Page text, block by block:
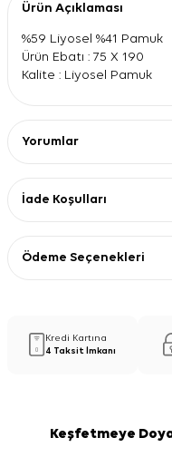
Ürün Açıklaması
%59 Liyosel %41 Pamuk
Ürün Ebatı : 75 X 190
Kalite : Liyosel Pamuk
Yorumlar
İade Koşulları
Ödeme Seçenekleri
Kredi Kartına
4 Taksit İmkanı
Keşfetmeye